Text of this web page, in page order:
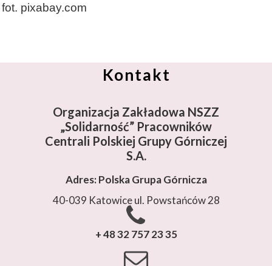
fot. pixabay.com
Kontakt
+ 48 32 757 23 35
Adres: Polska Grupa Górnicza
40-039 Katowice ul. Powstańców 28
Organizacja Zakładowa NSZZ
„Solidarność” Pracowników
Centrali Polskiej Grupy Górniczej
S.A.